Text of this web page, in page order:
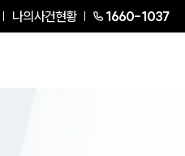
나의사건현황 1660-1037